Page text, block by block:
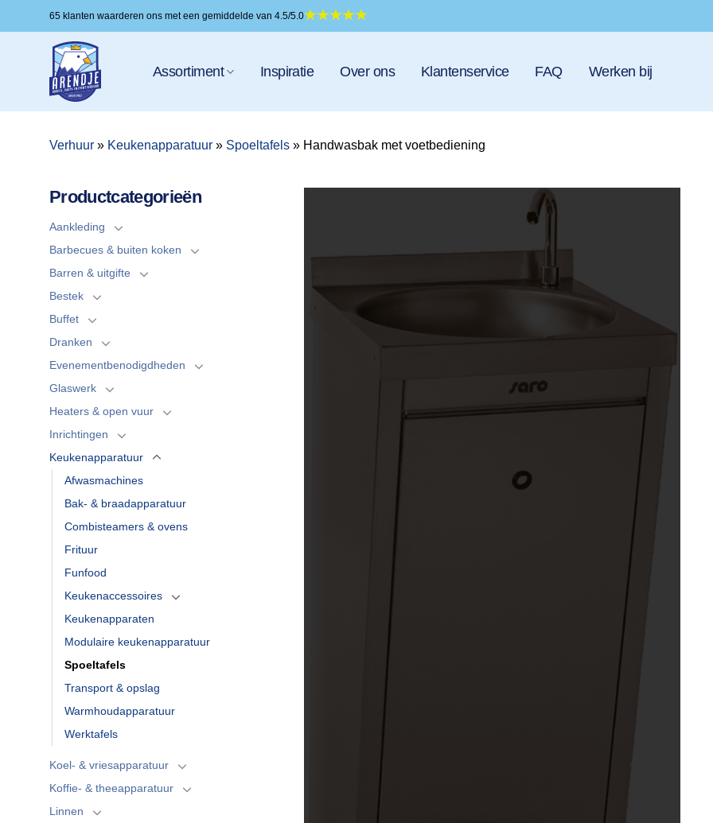
naar
65 klanten waarderen ons met een gemiddelde van 4.5/5.0
Assortiment Inspiratie Over ons Klantenservice FAQ Werken bij
Verhuur » Keukenapparatuur » Spoeltafels » Handwasbak met voetbediening
Productcategorieën
Aankleding
Barbecues & buiten koken
Barren & uitgifte
Bestek
Buffet
Dranken
Evenementbenodigdheden
Glaswerk
Heaters & open vuur
Inrichtingen
Keukenapparatuur
Afwasmachines
Bak- & braadapparatuur
Combisteamers & ovens
Frituur
Funfood
Keukenaccessoires
Keukenapparaten
Modulaire keukenapparatuur
Spoeltafels
Transport & opslag
Warmhoudapparatuur
Werktafels
Koel- & vriesapparatuur
Koffie- & theeapparatuur
Linnen